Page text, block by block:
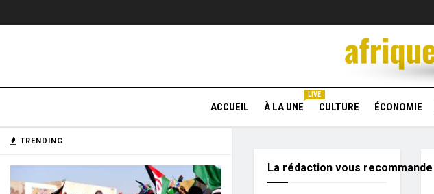
TRENDING
ACCUEIL À LA UNE
LIVE
CULTURE ÉCONOMIE
La rédaction vous recommande
L'EDITO